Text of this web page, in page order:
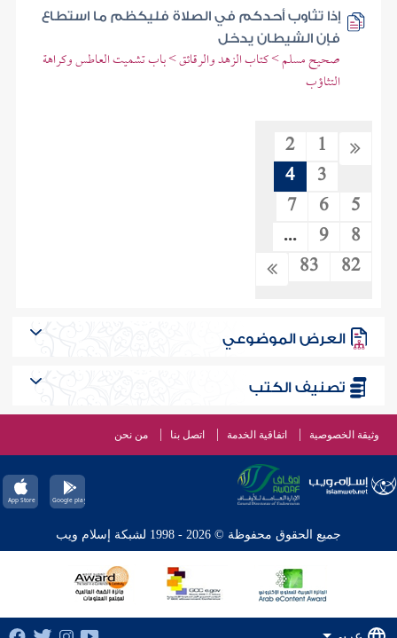
إذا تثاوب أحدكم في الصلاة فليكظم ما استطاع
فإن الشيطان يدخل
صحيح مسلم > كتاب الزهد والرقائق > باب تشميت العاطس وكراهة
التثاؤب
1
2
3
4
5
6
7
8
9
...
82
83
العرض الموضوعي
تصنيف الكتب
وثيقة الخصوصية اتفاقية الخدمة اتصل بنا من نحن
جميع الحقوق محفوظة © 2026 - 1998 لشبكة إسلام ويب